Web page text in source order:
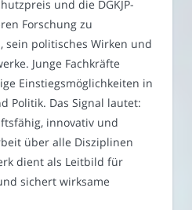
und die DGKJP-
Forschung zu
sein politisches Wirken und
Junge Fachkräfte
Einstiegsmöglichkeiten in
Politik. Das Signal lautet:
innovativ und
über alle Disziplinen
dient als Leitbild für
sichert wirksame